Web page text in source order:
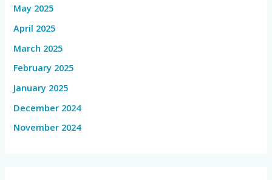
May 2025
April 2025
March 2025
February 2025
January 2025
December 2024
November 2024